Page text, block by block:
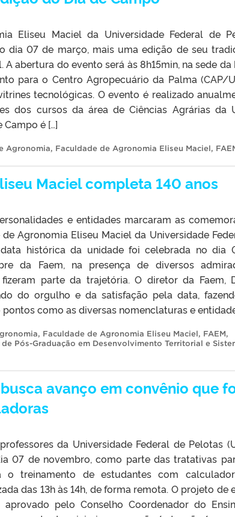
Eliseu Maciel da Universidade Federal de
dia 07 de março, mais uma edição de seu
abertura do evento será às 8h15min, na sede da
para o Centro Agropecuário da Palma (CAP/
tecnológicas. O evento é realizado
dos cursos da área de Ciências Agrárias da
é […]
Agronomia, Faculdade de Agronomia Eliseu Maciel,
Maciel completa 140 anos
e entidades marcaram as
Agronomia Eliseu Maciel da Universidade
data histórica da unidade foi celebrada no dia
da Faem, na presença de diversos
parte da trajetória. O diretor da Faem,
do orgulho e da satisfação pela data,
como as diversas nomenclaturas e
, Faculdade de Agronomia Eliseu Maciel, FAEM,
de Pós-Graduação em Desenvolvimento Territorial e
avanço em convênio que
da Universidade Federal de Pelotas
07 de novembro, como parte das tratativas
o treinamento de estudantes com
das 13h às 14h, de forma remota. O projeto de
pelo Conselho Coordenador do